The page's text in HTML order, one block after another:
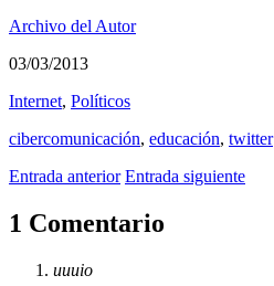
Archivo del Autor
03/03/2013
Internet, Polí­ticos
cibercomunicación, educación, twitter
Entrada anterior Entrada siguiente
1 Comentario
uuuio